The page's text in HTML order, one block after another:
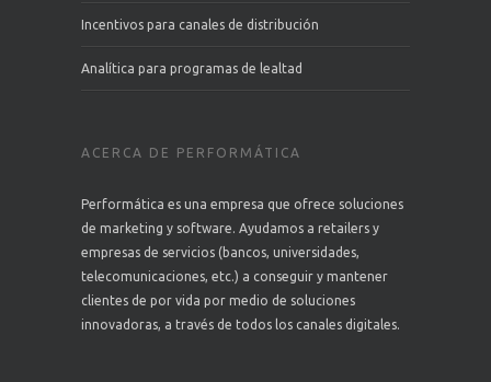
Incentivos para canales de distribución
Analítica para programas de lealtad
ACERCA DE PERFORMÁTICA
Performática es una empresa que ofrece soluciones
de marketing y software. Ayudamos a retailers y
empresas de servicios (bancos, universidades,
telecomunicaciones, etc.) a conseguir y mantener
clientes de por vida por medio de soluciones
innovadoras, a través de todos los canales digitales.